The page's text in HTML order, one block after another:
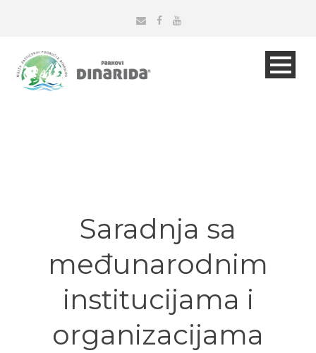
Saradnja sa
međunarodnim
institucijama i
organizacijama